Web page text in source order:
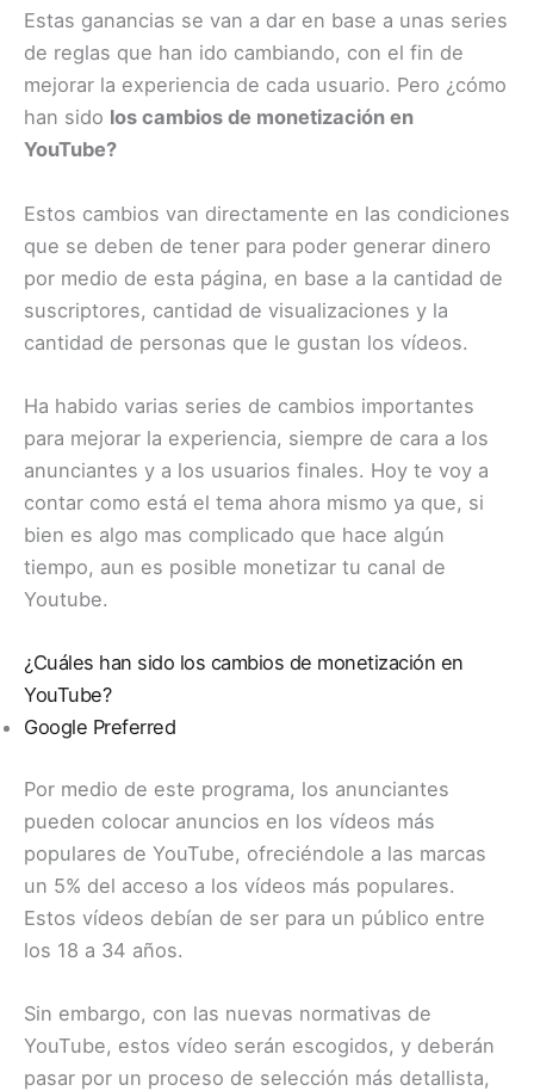
Estas ganancias se van a dar en base a unas series
de reglas que han ido cambiando, con el fin de
mejorar la experiencia de cada usuario. Pero ¿cómo
han sido los cambios de monetización en
YouTube?
Estos cambios van directamente en las condiciones
que se deben de tener para poder generar dinero
por medio de esta página, en base a la cantidad de
suscriptores, cantidad de visualizaciones y la
cantidad de personas que le gustan los vídeos.
Ha habido varias series de cambios importantes
para mejorar la experiencia, siempre de cara a los
anunciantes y a los usuarios finales. Hoy te voy a
contar como está el tema ahora mismo ya que, si
bien es algo mas complicado que hace algún
tiempo, aun es posible monetizar tu canal de
Youtube.
¿Cuáles han sido los cambios de monetización en
YouTube?
Google Preferred
Por medio de este programa, los anunciantes
pueden colocar anuncios en los vídeos más
populares de YouTube, ofreciéndole a las marcas
un 5% del acceso a los vídeos más populares.
Estos vídeos debían de ser para un público entre
los 18 a 34 años.
Sin embargo, con las nuevas normativas de
YouTube, estos vídeo serán escogidos, y deberán
pasar por un proceso de selección más detallista,